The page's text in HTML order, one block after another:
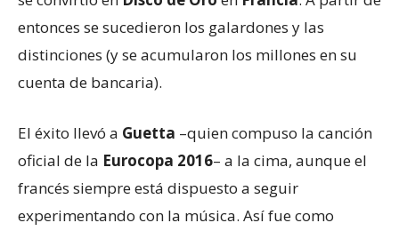
entonces se sucedieron los galardones y las
distinciones (y se acumularon los millones en su
cuenta de bancaria).
El éxito llevó a Guetta –quien compuso la canción
oficial de la Eurocopa 2016– a la cima, aunque el
francés siempre está dispuesto a seguir
experimentando con la música. Así fue como